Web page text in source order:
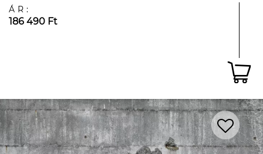
ÁR:
186 490 Ft